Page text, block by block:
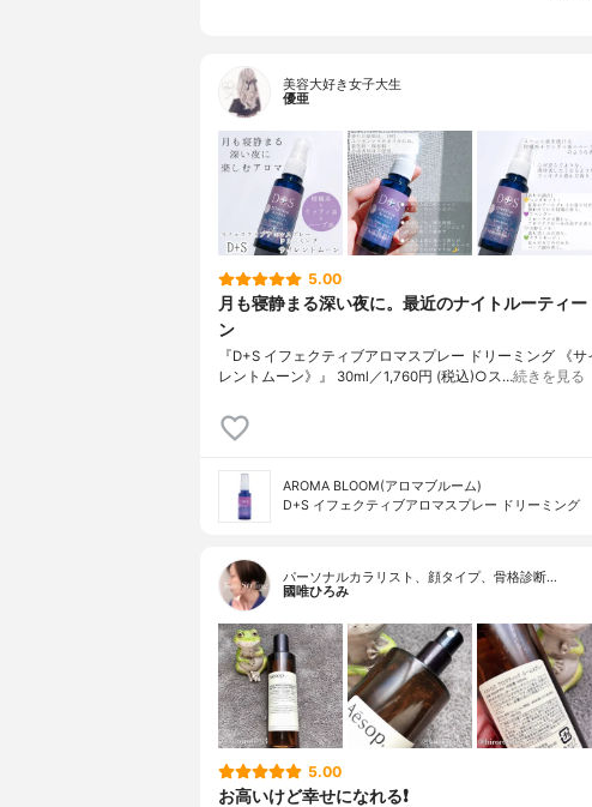
美容大好き女子大生
優亜
5.00
月も寝静まる深い夜に。最近のナイトルーティー
ン
『D+S イフェクティブアロマスプレー ドリーミング 《サ
レントムーン》』 30ml／1,760円 (税込)○ス…続きを見る
AROMA BLOOM(アロマブルーム)
D+S イフェクティブアロマスプレー ドリーミング
パーソナルカラリスト、顔タイプ、骨格診断…
國唯ひろみ
5.00
お高いけど幸せになれる❗️